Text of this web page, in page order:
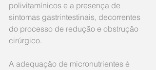
polivitamínicos e a presença de
sintomas gastrintestinais, decorrentes
do processo de redução e obstrução
cirúrgico.
A adequação de micronutrientes é